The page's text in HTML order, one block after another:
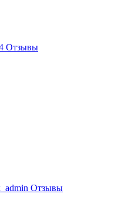
Отзывы
Отзывы